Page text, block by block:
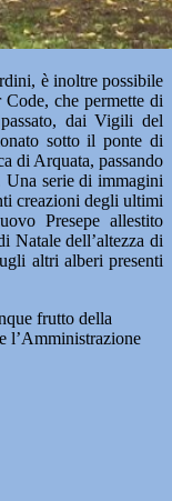
è inoltre possibile
che permette di
dai Vigili del
sotto il ponte di
di Arquata, passando
Una serie di immagini
creazioni degli ultimi
Presepe allestito
Natale dell’altezza di
altri alberi presenti
frutto della
l’Amministrazione